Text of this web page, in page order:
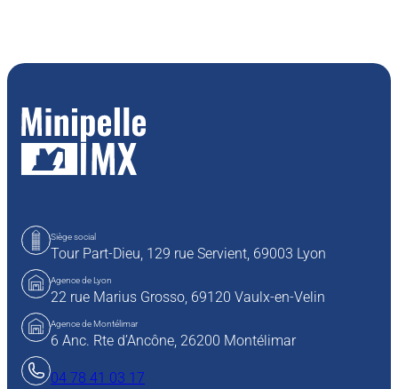
Siège social
Tour Part-Dieu, 129 rue Servient, 69003 Lyon
Agence de Lyon
22 rue Marius Grosso, 69120 Vaulx-en-Velin
Agence de Montélimar
6 Anc. Rte d’Ancône, 26200 Montélimar
04 78 41 03 17